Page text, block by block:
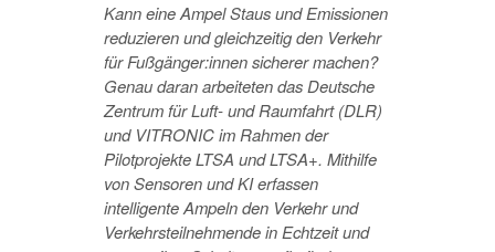
Kann eine Ampel Staus und Emissionen
reduzieren und gleichzeitig den Verkehr
für Fußgänger:innen sicherer machen?
Genau daran arbeiteten das Deutsche
Zentrum für Luft- und Raumfahrt(DLR)
und VITRONICim Rahmen der
PilotprojekteLTSA undLTSA+. Mithilfe
von Sensoren und KI erfassen
intelligente Ampeln den Verkehr und
Verkehrsteilnehmende in Echtzeit und